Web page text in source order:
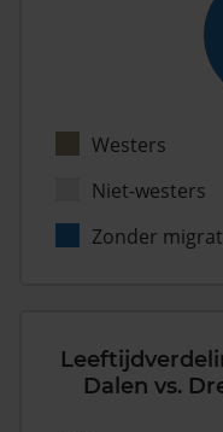
Westers
Niet-westers
Zonder
Dalen vs.